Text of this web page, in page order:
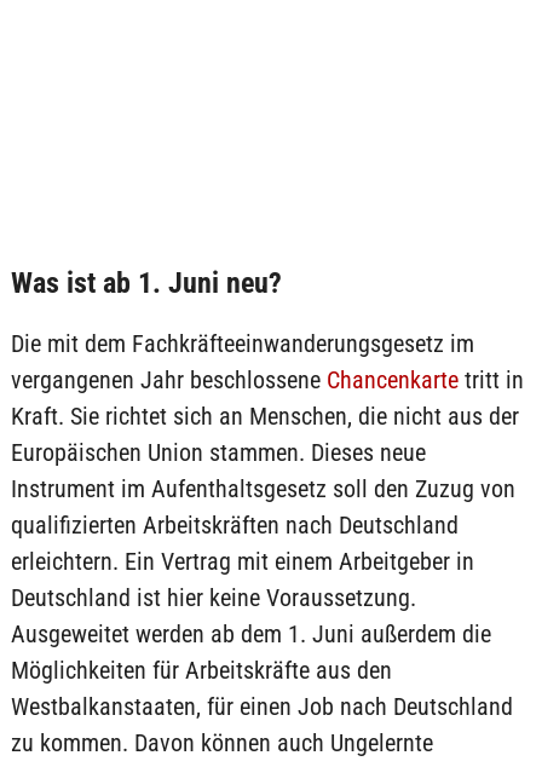
Was ist ab 1. Juni neu?
Die mit dem Fachkräfteeinwanderungsgesetz im
vergangenen Jahr beschlossene Chancenkartetritt in
Kraft. Sie richtet sich an Menschen, die nicht aus der
Europäischen Union stammen. Dieses neue
Instrument im Aufenthaltsgesetz soll den Zuzug von
qualifizierten Arbeitskräften nach Deutschland
erleichtern. Ein Vertrag mit einem Arbeitgeber in
Deutschland ist hier keine Voraussetzung.
Ausgeweitet werden ab dem 1. Juni außerdem die
Möglichkeiten für Arbeitskräfte aus den
Westbalkanstaaten, für einen Job nach Deutschland
zu kommen. Davon können auch Ungelernte